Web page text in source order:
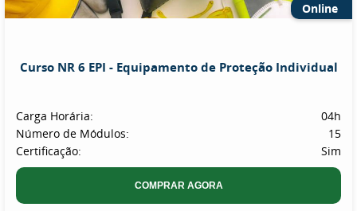
Online
Curso NR 6 EPI - Equipamento de Proteção Individual
Carga Horária:
04h
Número de Módulos:
15
Certificação:
Sim
COMPRAR AGORA